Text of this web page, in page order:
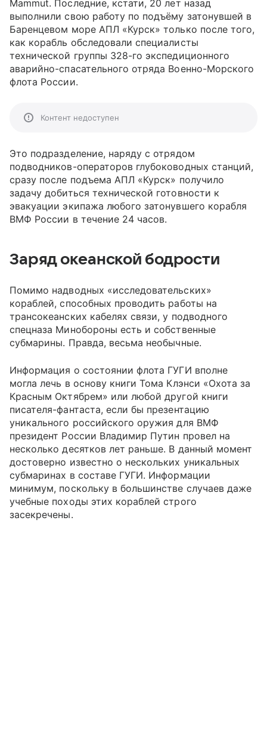
Mammut. Последние, кстати, 20 лет назад
выполнили свою работу по подъёму затонувшей в
Баренцевом море АПЛ «Курск» только после того,
как корабль обследовали специалисты
технической группы 328-го экспедиционного
аварийно-спасательного отряда Военно-Морского
флота России.
Контент недоступен
Это подразделение, наряду с отрядом
подводников-операторов глубоководных станций,
сразу после подъема АПЛ «Курск» получило
задачу добиться технической готовности к
эвакуации экипажа любого затонувшего корабля
ВМФ России в течение 24 часов.
Заряд океанской бодрости
Помимо надводных «исследовательских»
кораблей, способных проводить работы на
трансокеанских кабелях связи, у подводного
спецназа Минобороны есть и собственные
субмарины. Правда, весьма необычные.
Информация о состоянии флота ГУГИ вполне
могла лечь в основу книги Тома Клэнси «Охота за
Красным Октябрем» или любой другой книги
писателя-фантаста, если бы презентацию
уникального российского оружия для ВМФ
президент России Владимир Путин провел на
несколько десятков лет раньше. В данный момент
достоверно известно о нескольких уникальных
субмаринах в составе ГУГИ. Информации
минимум, поскольку в большинстве случаев даже
учебные походы этих кораблей строго
засекречены.